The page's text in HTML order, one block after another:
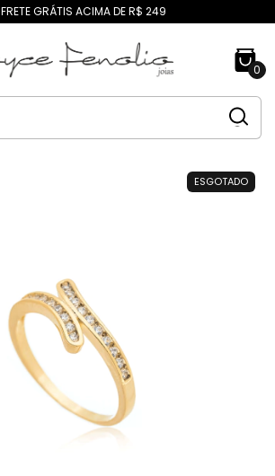
FRETE GRÁTIS ACIMA DE R$ 249
0
ESGOTADO